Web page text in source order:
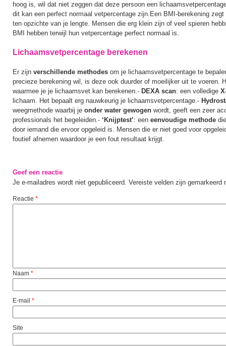
hoog is, wil dat niet zeggen dat deze persoon een
dit kan een perfect normaal vetpercentage zijn.Een BMI-berekening
ten opzichte van je lengte. Mensen die erg klein zijn of veel spieren
BMI hebben terwijl hun vetpercentage perfect normaal is.
Lichaamsvetpercentage berekenen
Er zijn verschillende methodes om je lichaamsvetpercentage te
precieze berekening wil, is deze ook duurder of moeilijker uit te voeren.
waarmee je je lichaamsvet kan berekenen.- DEXA scan: een volledige
lichaam. Het bepaalt erg nauwkeurig je lichaamsvetpercentage.-
weegmethode waarbij je onder water gewogen wordt, geeft een zeer
professionals het begeleiden.- ‘Knijptest’: een eenvoudige methode
door iemand die ervoor opgeleid is. Mensen die er niet goed voor
foutief afnemen waardoor je een fout resultaat krijgt.
Geef een reactie
Je e-mailadres wordt niet gepubliceerd. Vereiste velden zijn gemarkeerd
Reactie *
Naam *
E-mail *
Site